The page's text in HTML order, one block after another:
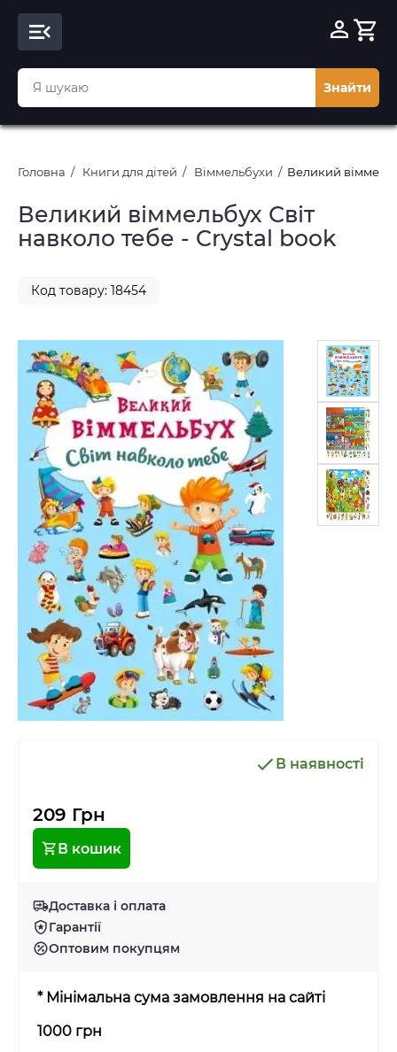
Знайти
Головна Книги для дітей Віммельбухи Великий
Великий віммельбух Світ
навколо тебе - Crystal book
Код товару: 18454
В наявності
209 Грн
В кошик
Доставка і оплата
Гарантії
Оптовим покупцям
* Мінімальна сума замовлення на сайті
1000 грн